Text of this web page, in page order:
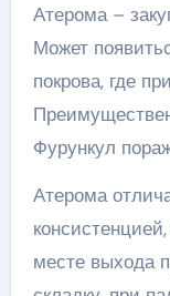
Атерома –
Может
покрова, где
Фурункул
Атерома
месте выхода